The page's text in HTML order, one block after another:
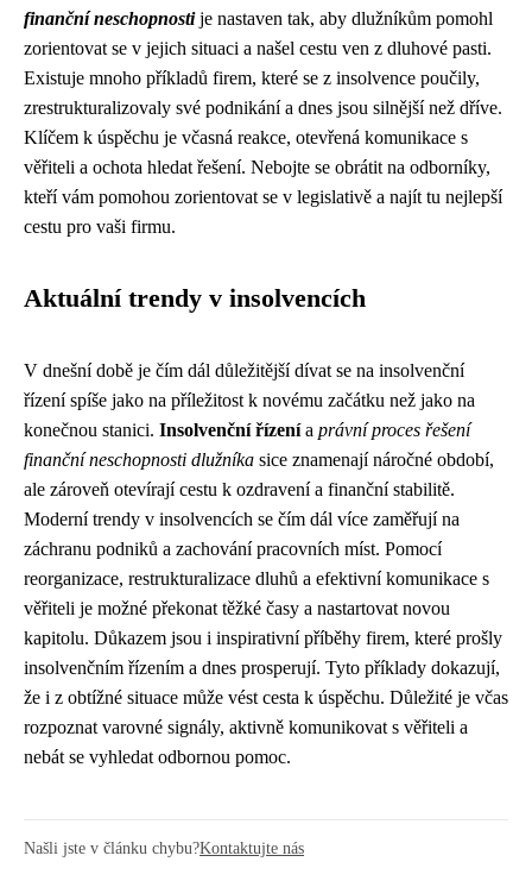
finanční neschopnostije nastaven tak, aby dlužníkům pomohl
zorientovat se v jejich situaci a našel cestu ven z dluhové pasti.
Existuje mnoho příkladů firem, které se z insolvence poučily,
zrestrukturalizovaly své podnikání a dnes jsou silnější než dříve.
Klíčem k úspěchu je včasná reakce, otevřená komunikace s
věřiteli a ochota hledat řešení. Nebojte se obrátit na odborníky,
kteří vám pomohou zorientovat se v legislativě a najít tu nejlepší
cestu pro vaši firmu.
Aktuální trendy v insolvencích
V dnešní době je čím dál důležitější dívat se na insolvenční
řízení spíše jako na příležitost k novému začátku než jako na
konečnou stanici. Insolvenční řízenía právní proces řešení
finanční neschopnosti dlužníka sice znamenají náročné období,
ale zároveň otevírají cestu k ozdravení a finanční stabilitě.
Moderní trendy v insolvencích se čím dál více zaměřují na
záchranu podniků a zachování pracovních míst. Pomocí
reorganizace, restrukturalizace dluhů a efektivní komunikace s
věřiteli je možné překonat těžké časy a nastartovat novou
kapitolu. Důkazem jsou i inspirativní příběhy firem, které prošly
insolvenčním řízením a dnes prosperují. Tyto příklady dokazují,
že i z obtížné situace může vést cesta k úspěchu. Důležité je včas
rozpoznat varovné signály, aktivně komunikovat s věřiteli a
nebát se vyhledat odbornou pomoc.
Našli jste v článku chybu?Kontaktujte nás